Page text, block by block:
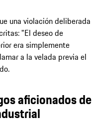
una violación deliberada
"El deseo de
era simplemente
a la velada previa el
aficionados de